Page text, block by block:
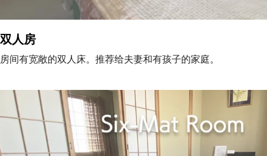
双人房
房间有宽敞的双人床。推荐给夫妻和有孩子的家庭。